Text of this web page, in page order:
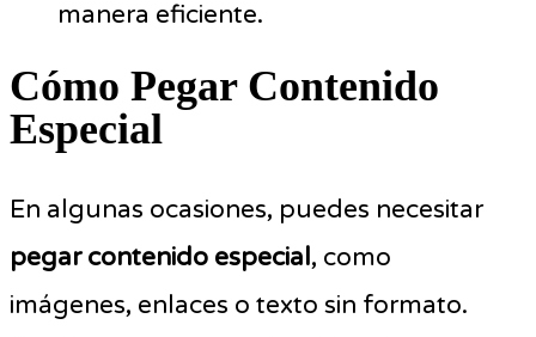
manera eficiente.
Cómo Pegar Contenido
Especial
En algunas ocasiones, puedes necesitar
pegar contenido especial, como
imágenes, enlaces o texto sin formato.